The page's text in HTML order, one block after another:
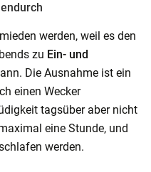
werden, weil es den
zu Ein- und
Die Ausnahme ist ein
einen Wecker
tagsüber aber nicht
eine Stunde, und
werden.